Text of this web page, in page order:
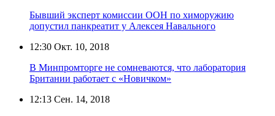
Бывший эксперт комиссии ООН по химоружию
допустил панкреатит у Алексея Навального
12:30 Окт. 10, 2018
В Минпромторге не сомневаются, что лаборатория
Британии работает с «Новичком»
12:13 Сен. 14, 2018